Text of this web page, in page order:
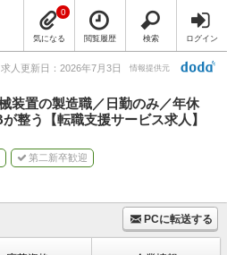
気になる
0
閲覧履歴 検索 ログイン
求人更新日：2026年7月3日 情報提供元
装置の製造職／日勤のみ／年休
整う【転職支援サービス求人】
第二新卒歓迎
PCに転送する